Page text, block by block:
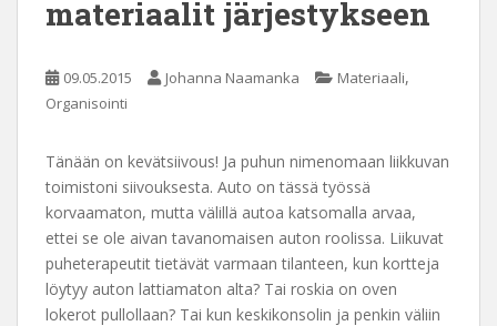
materiaalit järjestykseen
09.05.2015 Johanna Naamanka Materiaali,
Organisointi
Tänään on kevätsiivous! Ja puhun nimenomaan liikkuvan
toimistoni siivouksesta. Auto on tässä työssä
korvaamaton, mutta välillä autoa katsomalla arvaa,
ettei se ole aivan tavanomaisen auton roolissa. Liikuvat
puheterapeutit tietävät varmaan tilanteen, kun kortteja
löytyy auton lattiamaton alta? Tai roskia on oven
lokerot pullollaan? Tai kun keskikonsolin ja penkin väliin